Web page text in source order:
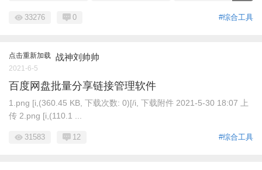
#综合工具
33276 0
点击重新加载 战神刘帅帅
2021-6-5
百度网盘批量分享链接管理软件
1.png [i,(360.45 KB, 下载次数: 0)[/i, 下载附件 2021-5-30 18:07 上
传 2.png [i,(110.1 ...
#综合工具
31583 12